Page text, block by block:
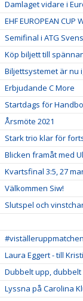
Damlaget vidare i
EHF EUROPEAN CUP
Semifinal i ATG
Köp biljett till
Biljettsystemet är nu
Erbjudande C More
Startdags för
Årsmöte 2021
Stark trio klar för
Blicken framåt med
Kvartsfinal 3:5, 27
Välkommen Siw!
Slutspel och
Laura Eggert - till
Dubbelt upp, dubbelt
Lyssna på Carolina